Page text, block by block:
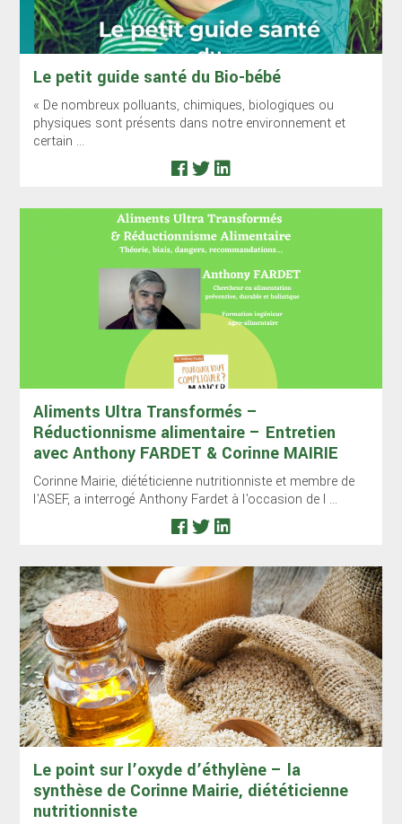
Le petit guide santé du Bio-bébé
« De nombreux polluants, chimiques, biologiques ou
physiques sont présents dans notre environnement et
certain ...
Aliments Ultra Transformés –
Réductionnisme alimentaire – Entretien
avec Anthony FARDET & Corinne MAIRIE
Corinne Mairie, diététicienne nutritionniste et membre de
l'ASEF, a interrogé Anthony Fardet à l'occasion de l ...
Le point sur l’oxyde d’éthylène – la
synthèse de Corinne Mairie, diététicienne
nutritionniste